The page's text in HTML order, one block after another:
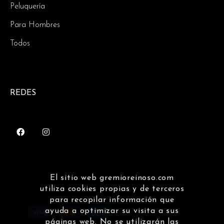
Peluquería
Para Hombres
Todos
REDES
El sitio web gremioreinoso.com
utiliza cookies propias y de terceros
para recopilar información que
ayuda a optimizar su visita a sus
páginas web. No se utilizarán las